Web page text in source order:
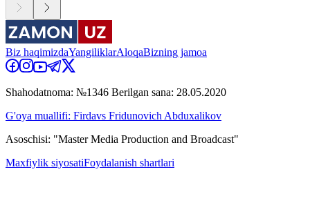
Biz haqimizdaYangiliklarAloqaBizning jamoa
Shahodatnoma: №1346 Berilgan sana: 28.05.2020
G'oya muallifi: Firdavs Fridunovich Abduxalikov
Asoschisi: "Master Media Production and Broadcast"
Maxfiylik siyosatiFoydalanish shartlari